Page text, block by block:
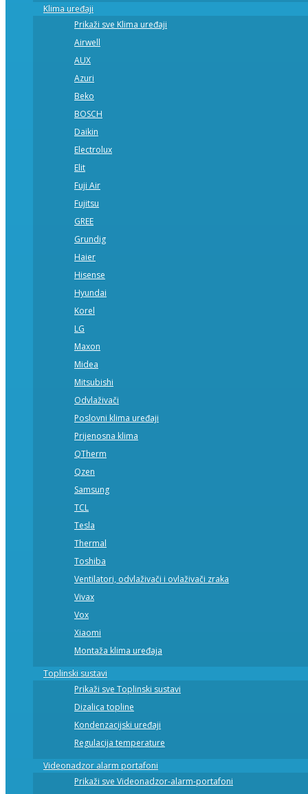
Klima uređaji
Prikaži sve Klima uređaji
Airwell
AUX
Azuri
Beko
BOSCH
Daikin
Electrolux
Elit
Fuji Air
Fujitsu
GREE
Grundig
Haier
Hisense
Hyundai
Korel
LG
Maxon
Midea
Mitsubishi
Odvlaživači
Poslovni klima uređaji
Prijenosna klima
QTherm
Qzen
Samsung
TCL
Tesla
Thermal
Toshiba
Ventilatori, odvlaživači i ovlaživači zraka
Vivax
Vox
Xiaomi
Montaža klima uređaja
Toplinski sustavi
Prikaži sve Toplinski sustavi
Dizalica topline
Kondenzacijski uređaji
Regulacija temperature
Videonadzor alarm portafoni
Prikaži sve Videonadzor-alarm-portafoni